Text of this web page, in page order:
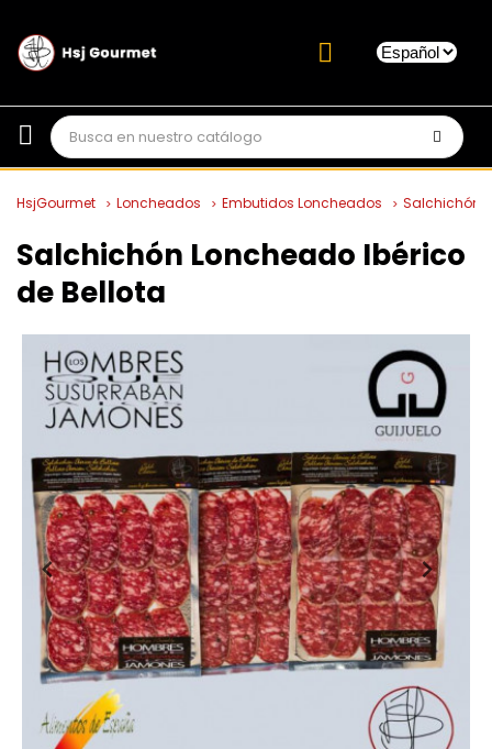
HsjGourmet Loncheados Embutidos Loncheados Salchichón
Salchichón Loncheado Ibérico
de Bellota